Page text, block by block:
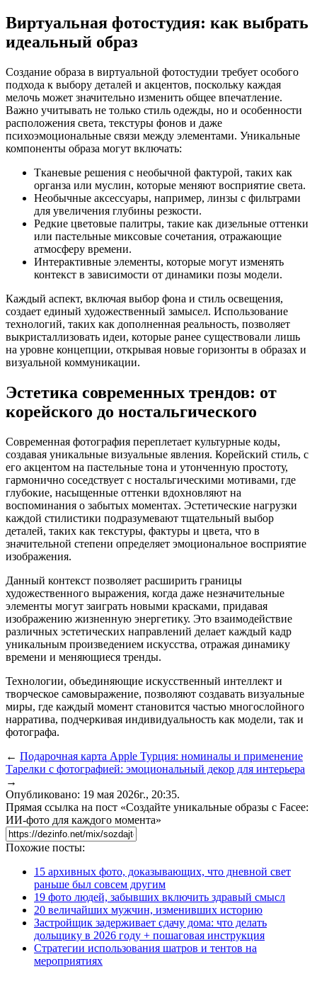
Виртуальная фотостудия: как выбрать
идеальный образ
Создание образа в виртуальной фотостудии требует особого
подхода к выбору деталей и акцентов, поскольку каждая
мелочь может значительно изменить общее впечатление.
Важно учитывать не только стиль одежды, но и особенности
расположения света, текстуры фонов и даже
психоэмоциональные связи между элементами. Уникальные
компоненты образа могут включать:
Тканевые решения с необычной фактурой, таких как
органза или муслин, которые меняют восприятие света.
Необычные аксессуары, например, линзы с фильтрами
для увеличения глубины резкости.
Редкие цветовые палитры, такие как дизельные оттенки
или пастельные миксовые сочетания, отражающие
атмосферу времени.
Интерактивные элементы, которые могут изменять
контекст в зависимости от динамики позы модели.
Каждый аспект, включая выбор фона и стиль освещения,
создает единый художественный замысел. Использование
технологий, таких как дополненная реальность, позволяет
выкристаллизовать идеи, которые ранее существовали лишь
на уровне концепции, открывая новые горизонты в образах и
визуальной коммуникации.
Эстетика современных трендов: от
корейского до ностальгического
Современная фотография переплетает культурные коды,
создавая уникальные визуальные явления. Корейский стиль, с
его акцентом на пастельные тона и утонченную простоту,
гармонично соседствует с ностальгическими мотивами, где
глубокие, насыщенные оттенки вдохновляют на
воспоминания о забытых моментах. Эстетические нагрузки
каждой стилистики подразумевают тщательный выбор
деталей, таких как текстуры, фактуры и цвета, что в
значительной степени определяет эмоциональное восприятие
изображения.
Данный контекст позволяет расширить границы
художественного выражения, когда даже незначительные
элементы могут заиграть новыми красками, придавая
изображению жизненную энергетику. Это взаимодействие
различных эстетических направлений делает каждый кадр
уникальным произведением искусства, отражая динамику
времени и меняющиеся тренды.
Технологии, объединяющие искусственный интеллект и
творческое самовыражение, позволяют создавать визуальные
миры, где каждый момент становится частью многослойного
нарратива, подчеркивая индивидуальность как модели, так и
фотографа.
← Подарочная карта Apple Турция: номиналы и применение
Тарелки с фотографией: эмоциональный декор для интерьера
→
Опубликовано: 19 мая 2026г., 20:35.
Прямая ссылка на пост «Создайте уникальные образы с Facee:
ИИ-фото для каждого момента»
Похожие посты:
15 архивных фото, доказывающих, что дневной свет
раньше был совсем другим
19 фото людей, забывших включить здравый смысл
20 величайших мужчин, изменивших историю
Застройщик задерживает сдачу дома: что делать
дольщику в 2026 году + пошаговая инструкция
Стратегии использования шатров и тентов на
мероприятиях